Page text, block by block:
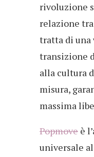
rivoluzione
relazione tra
tratta di una
transizione
alla cultura
misura,
massima
Popmove è
universale